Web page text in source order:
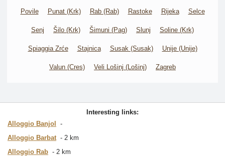
Povile Punat (Krk) Rab (Rab) Rastoke Rijeka Selce
Senj Šilo (Krk) Šimuni (Pag) Slunj Soline (Krk)
Spiaggia Zrće Stajnica Susak (Susak) Unije (Unije)
Valun (Cres) Veli Lošinj (Lošinj) Zagreb
Interesting links:
Alloggio Banjol
Alloggio Barbat
2 km
Alloggio Rab
2 km